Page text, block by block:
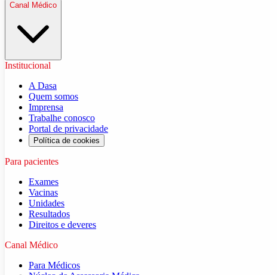
Canal Médico
Institucional
A Dasa
Quem somos
Imprensa
Trabalhe conosco
Portal de privacidade
Política de cookies
Para pacientes
Exames
Vacinas
Unidades
Resultados
Direitos e deveres
Canal Médico
Para Médicos